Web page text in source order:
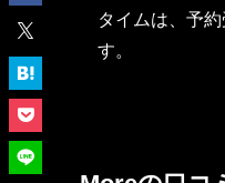
タイムは、予
す。